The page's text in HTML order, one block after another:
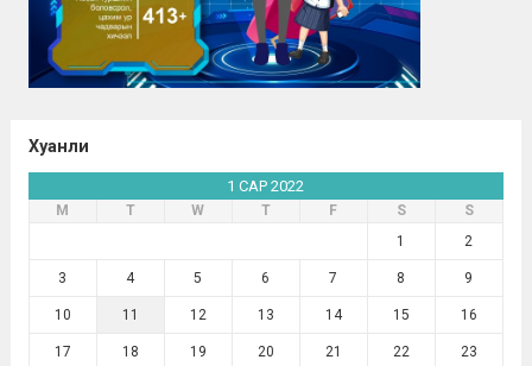
Хуанли
1 САР 2022
М Т W Т F S
S
1
2
3 4 5 6 7 8 9
10 11 12 13 14 15 16
17 18 19 20 21 22 23